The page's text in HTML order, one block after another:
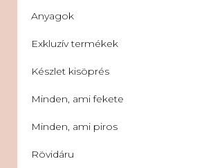
Anyagok
Exkluzív termékek
Készlet kisöprés
Minden, ami fekete
Minden, ami piros
Rövidáru